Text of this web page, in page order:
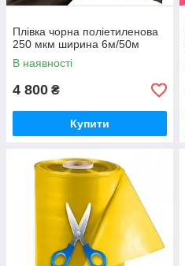
Плівка чорна поліетиленова
250 мкм ширина 6м/50м
В наявності
4 800 ₴
Купити